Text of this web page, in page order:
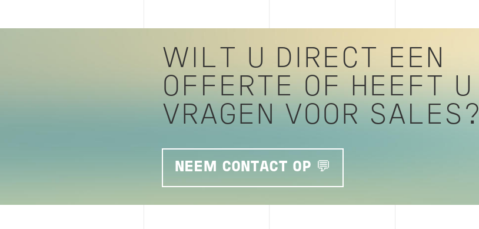
WILT U DIRECT EEN
OFFERTE OF HEEFT U
VRAGEN VOOR SALES?
NEEM CONTACT OP 💬